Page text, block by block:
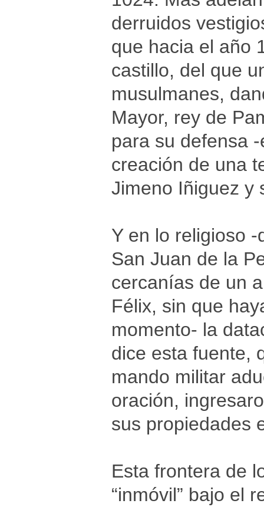
derruidos
que hacia el año
castillo, del que
musulmanes,
Mayor, rey de
para su defensa
creación de una
Jimeno Iñiguez y
Y en lo religioso
San Juan de la
cercanías de un
Félix, sin que
momento- la
dice esta fuente,
mando militar
oración,
sus propiedades
Esta frontera de
“inmóvil” bajo el